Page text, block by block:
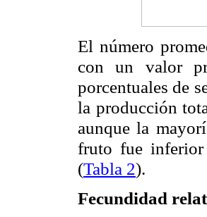
El número
con un valor
porcentuales de
la producción
aunque la
fruto fue
(Tabla 2).
Fecundidad